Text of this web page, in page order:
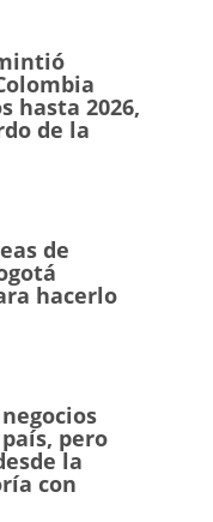
hasta 2026,
de la
de
hacerlo
pero
la
con